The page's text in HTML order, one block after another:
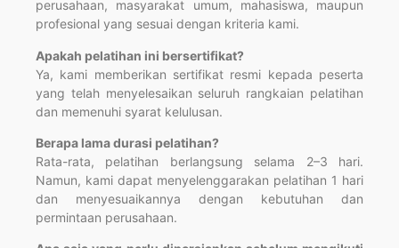
perusahaan, masyarakat umum, mahasiswa, maupun
profesional yang sesuai dengan kriteria kami.
Apakah pelatihan ini bersertifikat?
Ya, kami memberikan sertifikat resmi kepada peserta
yang telah menyelesaikan seluruh rangkaian pelatihan
dan memenuhi syarat kelulusan.
Berapa lama durasi pelatihan?
Rata-rata, pelatihan berlangsung selama 2–3 hari.
Namun, kami dapat menyelenggarakan pelatihan 1 hari
dan menyesuaikannya dengan kebutuhan dan
permintaan perusahaan.